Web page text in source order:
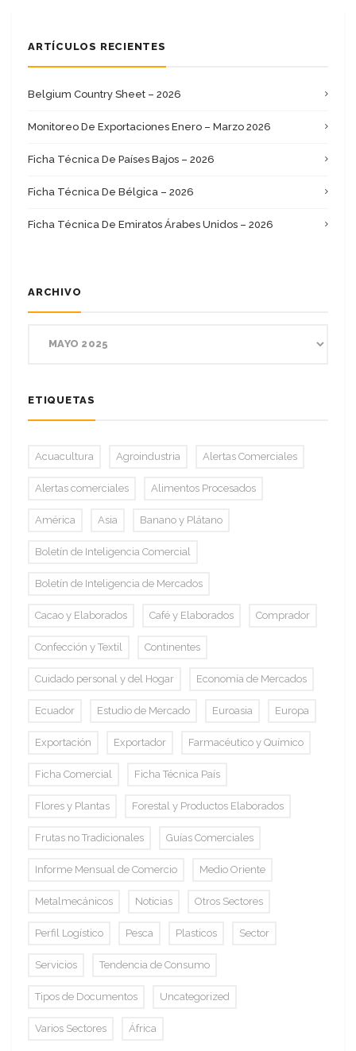
ARTÍCULOS RECIENTES
Belgium Country Sheet – 2026
Monitoreo De Exportaciones Enero – Marzo 2026
Ficha Técnica De Países Bajos – 2026
Ficha Técnica De Bélgica – 2026
Ficha Técnica De Emiratos Árabes Unidos – 2026
ARCHIVO
ETIQUETAS
Acuacultura Agroindustria Alertas Comerciales
Alertas comerciales Alimentos Procesados
América Asia Banano y Plátano
Boletín de Inteligencia Comercial
Boletín de Inteligencia de Mercados
Cacao y Elaborados Café y Elaborados Comprador
Confección y Textil Continentes
Cuidado personal y del Hogar Economía de Mercados
Ecuador Estudio de Mercado Euroasia Europa
Exportación Exportador Farmacéutico y Químico
Ficha Comercial Ficha Técnica País
Flores y Plantas Forestal y Productos Elaborados
Frutas no Tradicionales Guías Comerciales
Informe Mensual de Comercio Medio Oriente
Metalmecánicos Noticias Otros Sectores
Perfil Logístico Pesca Plasticos Sector
Servicios Tendencia de Consumo
Tipos de Documentos Uncategorized
Varios Sectores África